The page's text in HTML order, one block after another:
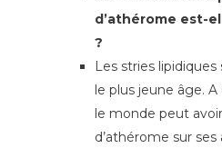
d’athérome est-
?
Les stries
le plus jeune âge.
le monde peut
d’athérome sur ses